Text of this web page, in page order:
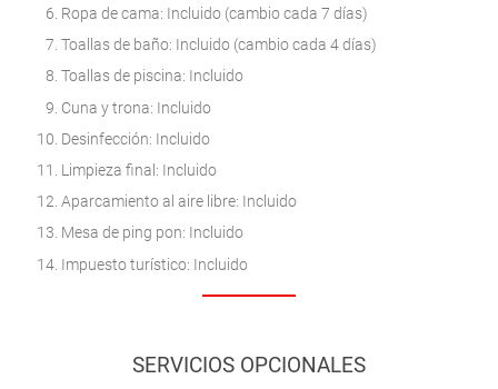
Ropa de cama: Incluido (cambio cada 7 días)
Toallas de baño: Incluido (cambio cada 4 días)
Toallas de piscina: Incluido
Cuna y trona: Incluido
Desinfección: Incluido
Limpieza final: Incluido
Aparcamiento al aire libre: Incluido
Mesa de ping pon: Incluido
Impuesto turístico: Incluido
SERVICIOS OPCIONALES